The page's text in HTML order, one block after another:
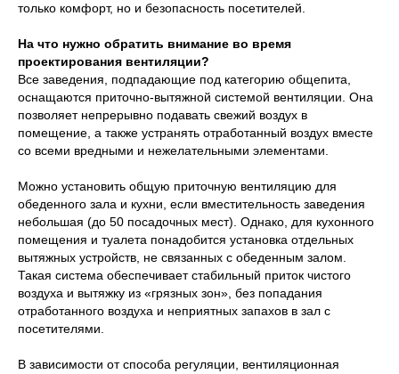
только комфорт, но и безопасность посетителей.
На что нужно обратить внимание во время
проектирования вентиляции?
Все заведения, подпадающие под категорию общепита,
оснащаются приточно-вытяжной системой вентиляции. Она
позволяет непрерывно подавать свежий воздух в
помещение, а также устранять отработанный воздух вместе
со всеми вредными и нежелательными элементами.
Можно установить общую приточную вентиляцию для
обеденного зала и кухни, если вместительность заведения
небольшая (до 50 посадочных мест). Однако, для кухонного
помещения и туалета понадобится установка отдельных
вытяжных устройств, не связанных с обеденным залом.
Такая система обеспечивает стабильный приток чистого
воздуха и вытяжку из «грязных зон», без попадания
отработанного воздуха и неприятных запахов в зал с
посетителями.
В зависимости от способа регуляции, вентиляционная